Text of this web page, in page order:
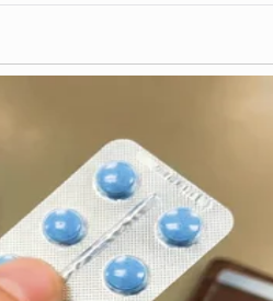
para aCasa de Passagem
banho e roupas limpas.
à margem da sociedade e a
pessoa pode desaparecer